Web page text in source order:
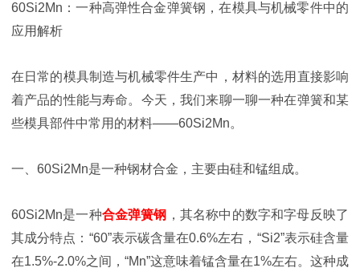
60Si2Mn：一种高弹性合金弹簧钢，在模具与机械零件中的
应用解析
在日常的模具制造与机械零件生产中，材料的选用直接影响
着产品的性能与寿命。今天，我们来聊一聊一种在弹簧和某
些模具部件中常用的材料——60Si2Mn。
一、60Si2Mn是一种钢材合金，主要由硅和锰组成。
60Si2Mn是一种合金弹簧钢 ，其名称中的数字和字母反映了
其成分特点：“60”表示碳含量在0.6%左右，“Si2”表示硅含量
在1.5%-2.0%之间，“Mn”这意味着锰含量在1%左右。这种成